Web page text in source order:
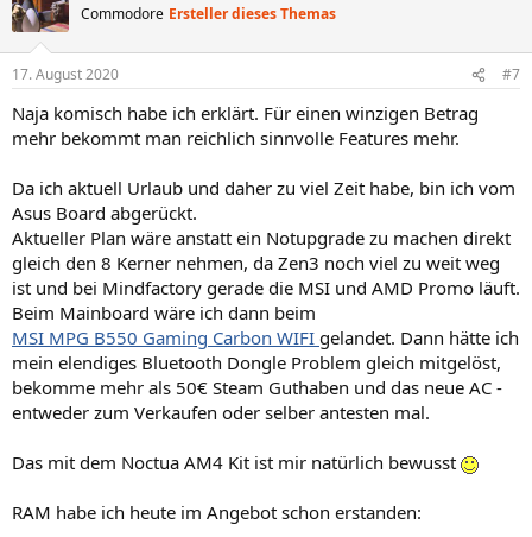
Commodore Ersteller dieses Themas
17. August 2020 #7
Naja komisch habe ich erklärt. Für einen winzigen Betrag
mehr bekommt man reichlich sinnvolle Features mehr.
Da ich aktuell Urlaub und daher zu viel Zeit habe, bin ich vom
Asus Board abgerückt.
Aktueller Plan wäre anstatt ein Notupgrade zu machen direkt
gleich den 8 Kerner nehmen, da Zen3 noch viel zu weit weg
ist und bei Mindfactory gerade die MSI und AMD Promo läuft.
Beim Mainboard wäre ich dann beim
MSI MPG B550 Gaming Carbon WIFI gelandet. Dann hätte ich
mein elendiges Bluetooth Dongle Problem gleich mitgelöst,
bekomme mehr als 50€ Steam Guthaben und das neue AC -
entweder zum Verkaufen oder selber antesten mal.
Das mit dem Noctua AM4 Kit ist mir natürlich bewusst
RAM habe ich heute im Angebot schon erstanden: